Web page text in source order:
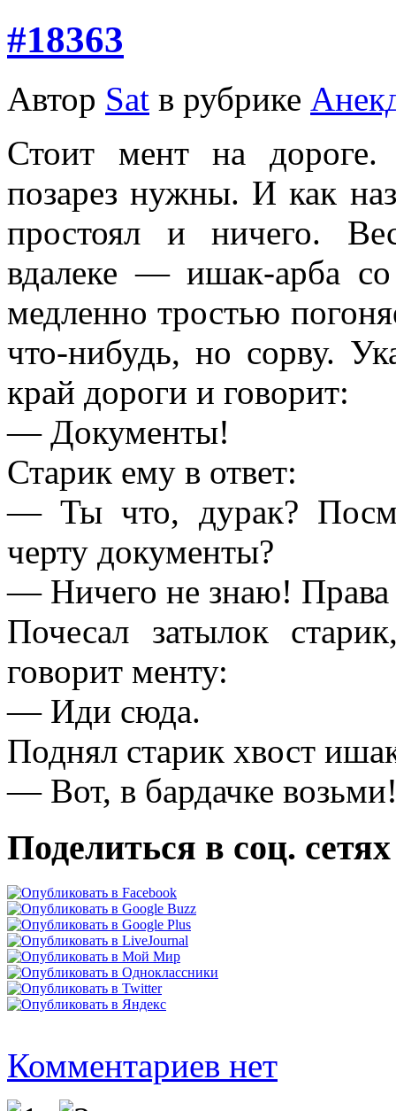
#18363
Автор Sat в рубрике
Стоит мент на дороге.
позарез нужны. И как
простоял и ничего.
вдалеке — ишак-арба
медленно тростью
что-нибудь, но сорву.
край дороги и говорит:
— Документы!
Старик ему в ответ:
— Ты что, дурак?
черту документы?
— Ничего не знаю! Права
Почесал затылок
говорит менту:
— Иди сюда.
Поднял старик хвост
— Вот, в бардачке
Поделиться в соц. сетях
Комментариев нет